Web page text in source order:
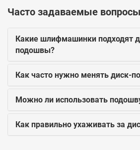
Часто задаваемые вопросы
Какие шлифмашинки подходят
подошвы?
Как часто нужно менять диск-
Можно ли использовать
Как правильно ухаживать за